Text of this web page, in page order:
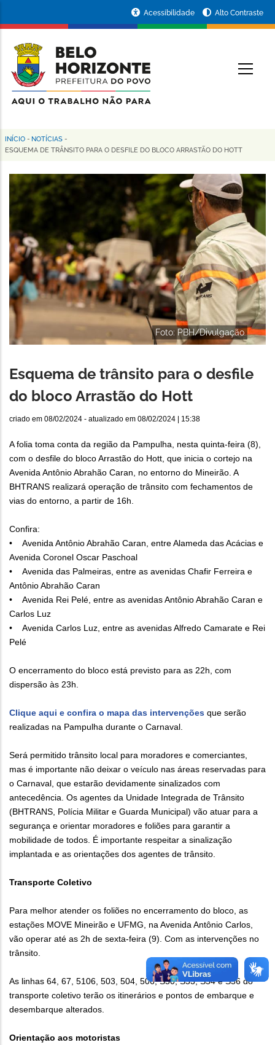
conteúdo
principal
da
Prefeitura
de
Horizonte
Acessibilidade Alto Contraste
Trilha
navegação
INÍCIO - NOTÍCIAS -
ESQUEMA DE TRÂNSITO PARA O DESFILE DO BLOCO ARRASTÃO DO HOTT
Foto: PBH/Divulgação
Esquema de trânsito para o desfile
do bloco Arrastão do Hott
criado em 08/02/2024 - atualizado em 08/02/2024 | 15:38
A folia toma conta da região da Pampulha, nesta quinta-feira (8),
com o desfile do bloco Arrastão do Hott, que inicia o cortejo na
Avenida Antônio Abrahão Caran, no entorno do Mineirão. A
BHTRANS realizará operação de trânsito com fechamentos de
vias do entorno, a partir de 16h.
Confira:
• Avenida Antônio Abrahão Caran, entre Alameda das Acácias e
Avenida Coronel Oscar Paschoal
• Avenida das Palmeiras, entre as avenidas Chafir Ferreira e
Antônio Abrahão Caran
• Avenida Rei Pelé, entre as avenidas Antônio Abrahão Caran e
Carlos Luz
• Avenida Carlos Luz, entre as avenidas Alfredo Camarate e Rei
Pelé
O encerramento do bloco está previsto para as 22h, com
dispersão às 23h.
Clique aqui e confira o mapa das intervenções que serão
realizadas na Pampulha durante o Carnaval.
Será permitido trânsito local para moradores e comerciantes,
mas é importante não deixar o veículo nas áreas reservadas para
o Carnaval, que estarão devidamente sinalizados com
antecedência. Os agentes da Unidade Integrada de Trânsito
(BHTRANS, Polícia Militar e Guarda Municipal) vão atuar para a
segurança e orientar moradores e foliões para garantir a
mobilidade de todos. É importante respeitar a sinalização
implantada e as orientações dos agentes de trânsito.
Transporte Coletivo
Para melhor atender os foliões no encerramento do bloco, as
estações MOVE Mineirão e UFMG, na Avenida Antônio Carlos,
vão operar até as 2h de sexta-feira (9). Com as intervenções no
trânsito.
As linhas 64, 67, 5106, 503, 504, 506, S50, S53, S54 e S56 do
transporte coletivo terão os itinerários e pontos de embarque e
desembarque alterados.
Orientação aos motoristas